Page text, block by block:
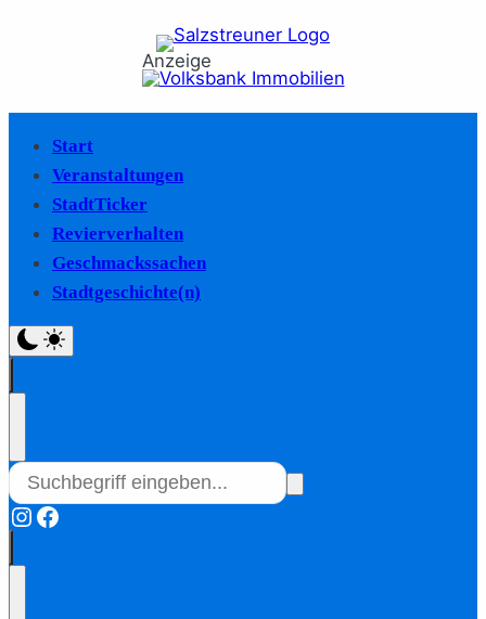
Anzeige
Start
Veranstaltungen
StadtTicker
Revierverhalten
Geschmackssachen
Stadtgeschichte(n)
Instagram
Facebook